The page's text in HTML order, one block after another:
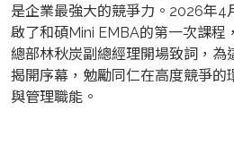
是企業最強大的競爭力。2026年4
啟了和碩Mini EMBA的第一次課程
總部林秋炭副總經理開場致詞，為
揭開序幕，勉勵同仁在高度競爭的
與管理職能。